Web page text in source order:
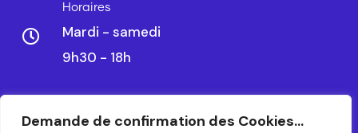
Demande de confirmation des Cookies...
Horaires
Mardi - samedi
9h30 - 18h